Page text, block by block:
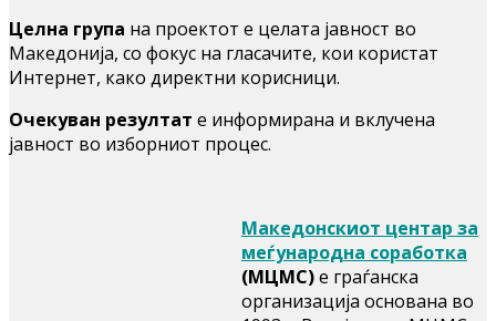
Целна група на проектот е целата јавност во
Македонија, со фокус на гласачите, кои користат
Интернет, како директни корисници.
Очекуван резултат е информирана и вклучена
јавност во изборниот процес.
Македонскиот центар за
меѓународна соработка
(МЦМС)е граѓанска
организација основана во